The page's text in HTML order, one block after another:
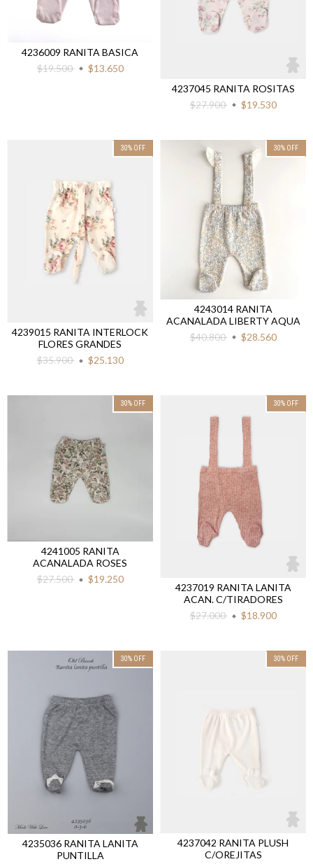
4236009 RANITA BASICA
$19.500
$13.650
4237045 RANITA ROSITAS
$27.900
$19.530
30% OFF
4239015 RANITA INTERLOCK
FLORES GRANDES
$35.900
$25.130
30% OFF
4243014 RANITA
ACANALADA LIBERTY AQUA
$40.800
$28.560
30% OFF
4241005 RANITA
ACANALADA ROSES
$27.500
$19.250
30% OFF
4237019 RANITA LANITA
ACAN. C/TIRADORES
$27.000
$18.900
30% OFF
4235036 RANITA LANITA
PUNTILLA
30% OFF
4237042 RANITA PLUSH
C/OREJITAS